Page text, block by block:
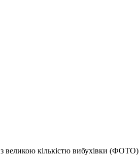
з великою кількістю вибухівки (ФОТО)